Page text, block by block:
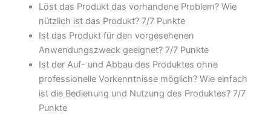
Löst das Produkt das vorhandene Problem? Wie
nützlich ist das Produkt? 7/7 Punkte
Ist das Produkt für den vorgesehenen
Anwendungszweck geeignet? 7/7 Punkte
Ist der Auf- und Abbau des Produktes ohne
professionelle Vorkenntnisse möglich? Wie einfach
ist die Bedienung und Nutzung des Produktes? 7/7
Punkte